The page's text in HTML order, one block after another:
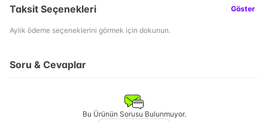
Taksit Seçenekleri Göster
Aylık ödeme seçeneklerini görmek için dokunun.
Soru & Cevaplar
Bu Ürünün Sorusu Bulunmuyor.